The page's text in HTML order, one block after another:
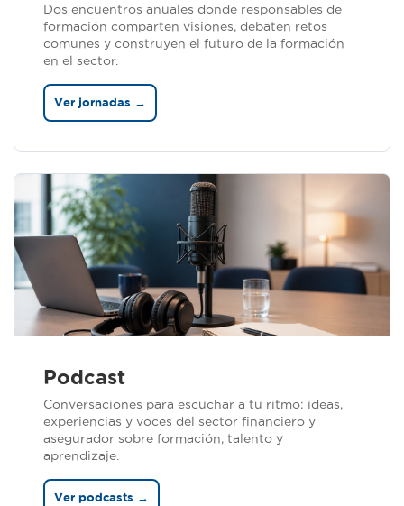
Ver jornadas →
Dos encuentros anuales donde responsables de
formación comparten visiones, debaten retos
comunes y construyen el futuro de la formación
en el sector.
Podcast
Ver podcasts →
Conversaciones para escuchar a tu ritmo: ideas,
experiencias y voces del sector financiero y
asegurador sobre formación, talento y
aprendizaje.